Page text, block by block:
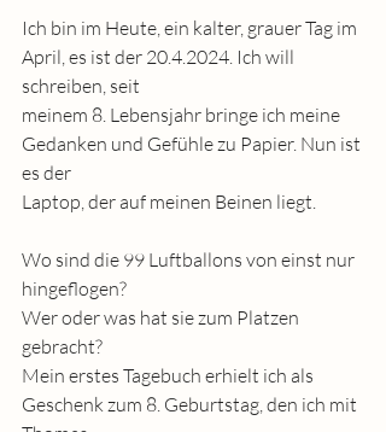
Ich bin im Heute, ein kalter, grauer Tag im
April, es ist der 20.4.2024. Ich will
schreiben, seit
meinem 8. Lebensjahr bringe ich meine
Gedanken und Gefühle zu Papier. Nun ist
es der
Laptop, der auf meinen Beinen liegt.
Wo sind die 99 Luftballons von einst nur
hingeflogen?
Wer oder was hat sie zum Platzen
gebracht?
Mein erstes Tagebuch erhielt ich als
Geschenk zum 8. Geburtstag, den ich mit